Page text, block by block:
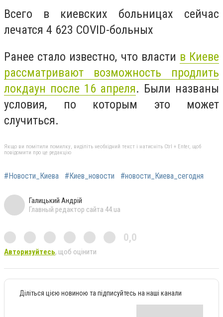
Всего в киевских больницах сейчас
лечатся 4 623 COVID-больных
Ранее стало известно, что власти в Киеве
рассматривают возможность продлить
локдаун после 16 апреля. Были названы
условия, по которым это может
случиться.
Якщо ви помітили помилку, виділіть необхідний текст і натисніть Ctrl + Enter, щоб
повідомити про це редакцію
#Новости_Киева #Киев_новости #новости_Киева_сегодня
Галицький Андрій
Главный редактор сайта 44.ua
0,0
Авторизуйтесь, щоб оцінити
Діліться цією новиною та підписуйтесь на наші канали